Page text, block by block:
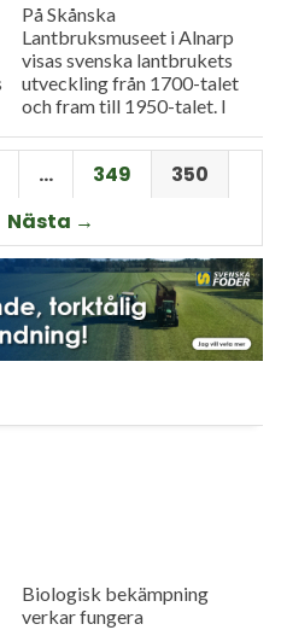
På Skånska
Lantbruksmuseet i Alnarp
visas svenska lantbrukets
utveckling från 1700-talet
och fram till 1950-talet. I
guidad visning av historiska
lantbruksmaskiner och
redskap från en...
… 349
350
Nästa →
Biologisk bekämpning
verkar fungera